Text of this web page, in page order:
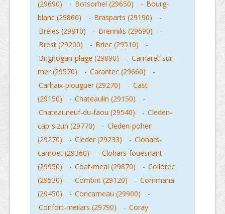
(29690)
- Botsorhel (29650) - Bourg-
blanc (29860)
- Brasparts (29190)
-
Breles (29810)
- Brennilis (29690)
-
Brest (29200)
- Briec (29510)
-
Brignogan-plage (29890)
- Camaret-sur-
mer (29570)
- Carantec (29660)
-
Carhaix-plouguer (29270)
- Cast
(29150)
- Chateaulin (29150)
-
Chateauneuf-du-faou (29540)
- Cleden-
cap-sizun (29770)
- Cleden-poher
(29270)
- Cleder (29233) - Clohars-
carnoet (29360)
- Clohars-fouesnant
(29950)
- Coat-meal (29870) - Collorec
(29530)
- Combrit (29120) - Commana
(29450)
- Concarneau (29900)
-
Confort-meilars (29790)
- Coray